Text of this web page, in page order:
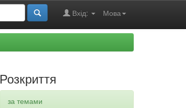
Мова
Вхід:
Розкриття
за темами